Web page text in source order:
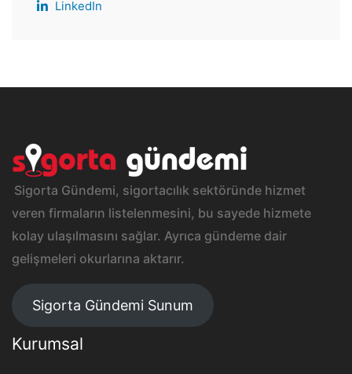
LinkedIn
Sigorta Gündemi, sigortacılık sektöründe hizmet
veren firmaların listelenmesini, bu sayede hizmete
kolay ulaşılmasını sağlar. Ayrıca gündeme dair
gelişmeleri okurlarına aktarır.
Sigorta Gündemi Sunum
Kurumsal